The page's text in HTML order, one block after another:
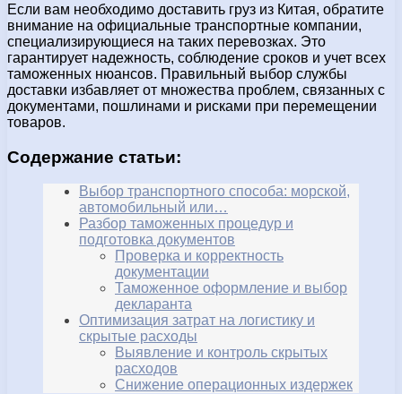
Если вам необходимо доставить груз из Китая, обратите
внимание на официальные транспортные компании,
специализирующиеся на таких перевозках. Это
гарантирует надежность, соблюдение сроков и учет всех
таможенных нюансов. Правильный выбор службы
доставки избавляет от множества проблем, связанных с
документами, пошлинами и рисками при перемещении
товаров.
Содержание статьи:
Выбор транспортного способа: морской,
автомобильный или…
Разбор таможенных процедур и
подготовка документов
Проверка и корректность
документации
Таможенное оформление и выбор
декларанта
Оптимизация затрат на логистику и
скрытые расходы
Выявление и контроль скрытых
расходов
Снижение операционных издержек